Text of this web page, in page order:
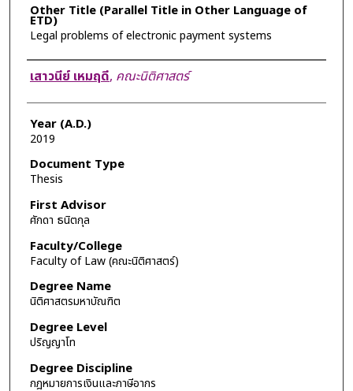
Other Title (Parallel Title in Other Language of
ETD)
Legal problems of electronic payment systems
Author
เสาวนีย์ เหมฤดี, คณะนิติศาสตร์
Year (A.D.)
2019
Document Type
Thesis
First Advisor
ศักดา ธนิตกุล
Faculty/College
Faculty of Law (คณะนิติศาสตร์)
Degree Name
นิติศาสตรมหาบัณฑิต
Degree Level
ปริญญาโท
Degree Discipline
กฎหมายการเงินและภาษีอากร